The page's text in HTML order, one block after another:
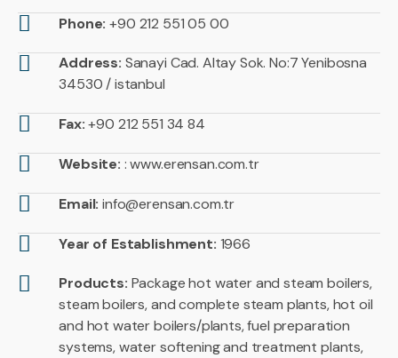
Phone:+90 212 551 05 00
Address: Sanayi Cad. Altay Sok. No:7 Yenibosna
34530 / istanbul
Fax:+90 212 551 34 84
Website: : www.erensan.com.tr
Email: info@erensan.com.tr
Year of Establishment: 1966
Products: Package hot water and steam boilers,
steam boilers, and complete steam plants, hot oil
and hot water boilers/plants, fuel preparation
systems, water softening and treatment plants,